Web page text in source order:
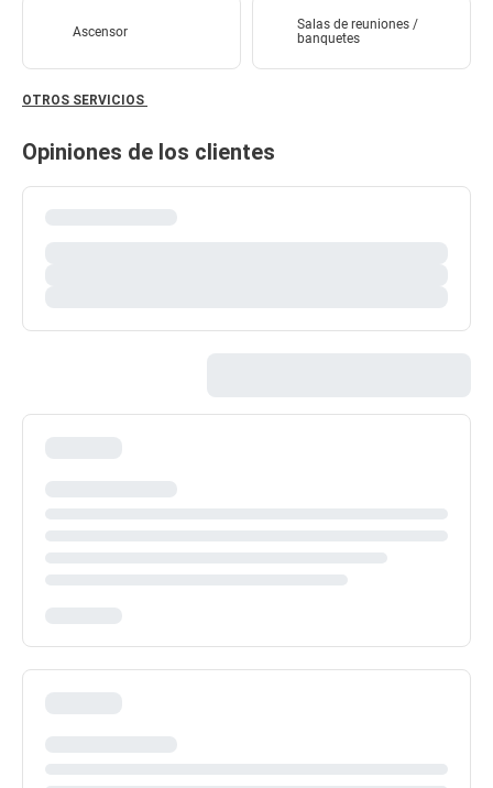
Ascensor
Salas de reuniones /
banquetes
OTROS SERVICIOS
Opiniones de los clientes